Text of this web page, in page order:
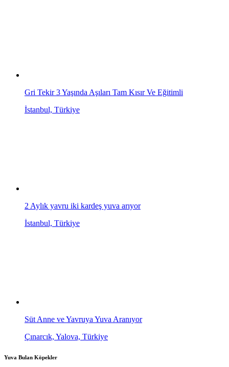
Gri Tekir 3 Yaşında Aşıları Tam Kısır Ve Eğitimli
İstanbul, Türkiye
2 Aylık yavru iki kardeş yuva arıyor
İstanbul, Türkiye
Süt Anne ve Yavruya Yuva Aranıyor
Çınarcık, Yalova, Türkiye
Yuva Bulan Köpekler